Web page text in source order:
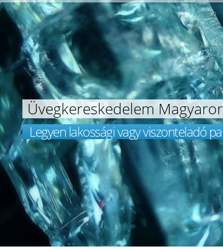
Üvegkereskedelem
Legyen lakossági vagy viszonteladó